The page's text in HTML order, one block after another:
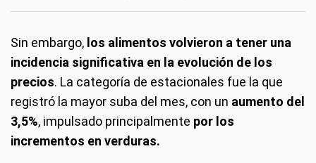
Sin embargo, los alimentos volvieron a tener una
incidencia significativa en la evolución de los
precios. La categoría de estacionales fue la que
registró la mayor suba del mes, con un aumento del
3,5%, impulsado principalmente por los
incrementos en verduras.